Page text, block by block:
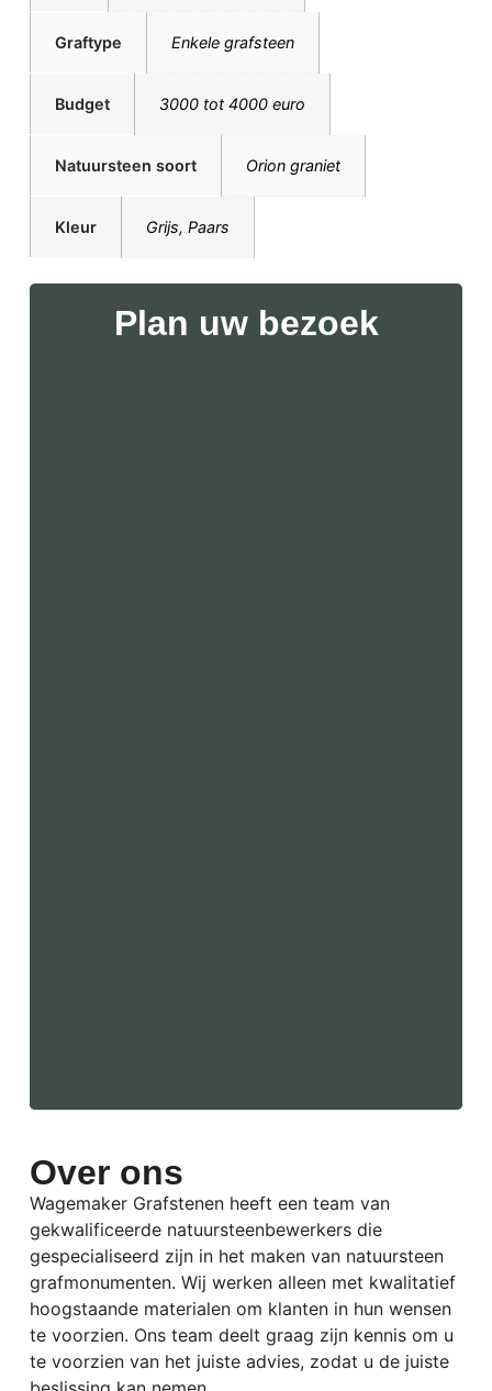
Graftype Enkele grafsteen
Budget 3000 tot 4000 euro
Natuursteen soort Orion graniet
Kleur Grijs, Paars
Plan uw bezoek
Over ons
Wagemaker Grafstenen heeft een team van
gekwalificeerde natuursteenbewerkers die
gespecialiseerd zijn in het maken van natuursteen
grafmonumenten. Wij werken alleen met kwalitatief
hoogstaande materialen om klanten in hun wensen
te voorzien. Ons team deelt graag zijn kennis om u
te voorzien van het juiste advies, zodat u de juiste